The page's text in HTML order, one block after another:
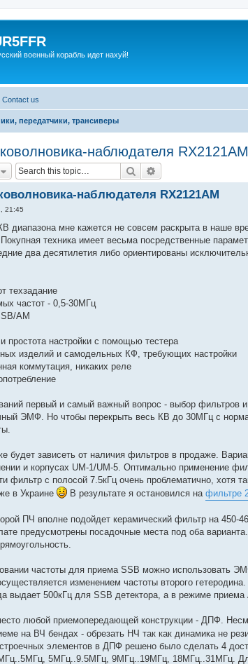
военный корабль идет нахуй!
Contact us
передатчики, трансиверы
наблюдателя RX2121AM
Search
наблюдателя RX2121AM
21:45
диапазона мне кажется не совсем раскрыта в наше
техника имеет весьма посредственные
два десятилетия либо ориентированы
техзадание
частот - 0,5-30МГц
AM
настройки с помощью тестера
изделий и самодельных КФ, требующих настройки
коммутация, никаких реле
первый и самый важный вопрос - выбор фильтров
ЭМФ. Но чтобы перекрыть весь КВ до 30МГц с
будет зависеть от наличия фильтров в продаже.
и корпусах UM-1/UM-5. Оптимально применение
фильтр с полосой 7.5кГц очень проблематично, хотя
в Украине
В результате я остановился на фильтре
ПЧ вполне подойдет керамический фильтр на 450-
предусмотрены посадочные места под оба
частоты для приема SSB можно
изменением частоты второго
выдает 500кГц для SSB детектора, а в режиме
любой приемопередающей конструкции - ДПФ.
на ВЧ бендах - обрезать НЧ так как динамика не
элементов в ДПФ решено было сделать 4
5МГц..9.5МГц, 9МГц..19МГц, 18МГц..31МГц.